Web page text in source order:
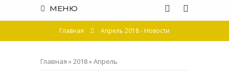
МЕНЮ
Главная Апрель 2018 - Новости
Главная »2018»Апрель